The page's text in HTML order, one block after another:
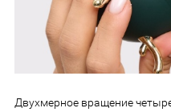
Двухмерное вращение